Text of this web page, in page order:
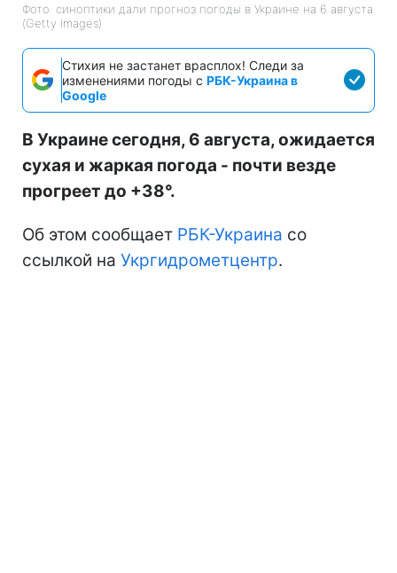
Фото: синоптики дали прогноз погоды в Украине на 6 августа
(Getty Images)
Стихия не застанет врасплох! Следи за
изменениями погоды с РБК-Украина в
Google
В Украине сегодня, 6 августа, ожидается
сухая и жаркая погода - почти везде
прогреет до +38°.
Об этом сообщает РБК-Украина со
ссылкой на Укргидрометцентр.